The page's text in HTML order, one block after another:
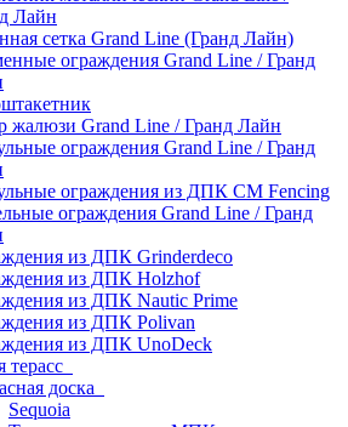
Лайн
сетка Grand Line (Гранд Лайн)
ограждения Grand Line / Гранд
жалюзи Grand Line / Гранд Лайн
ограждения Grand Line / Гранд
ограждения из ДПК CM Fencing
ограждения Grand Line / Гранд
из ДПК Grinderdeco
из ДПК Holzhof
из ДПК Nautic Prime
из ДПК Polivan
из ДПК UnoDeck
терасс
доска
Sequoia